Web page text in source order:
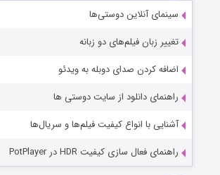
سینمای آنلاین دوستی‌ها
تغییر زبان فیلم‌های دو زبانه
اضافه کردن صدای دوبله به ویدئو
راهنمای دانلود از سایت دوستی ها
آشنایی با انواع کیفیت فیلم‌ها و سریال‌ها
راهنمای فعال سازی کیفیت HDR در PotPlayer